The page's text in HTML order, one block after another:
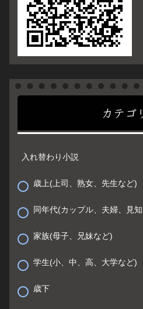
カテゴ
入れ替わり小説
歳上(上司、熟女、先生など)
同年代(カップル、夫婦、見
家族(母子、兄妹など)
学生(小、中、高、大学など)
歳下